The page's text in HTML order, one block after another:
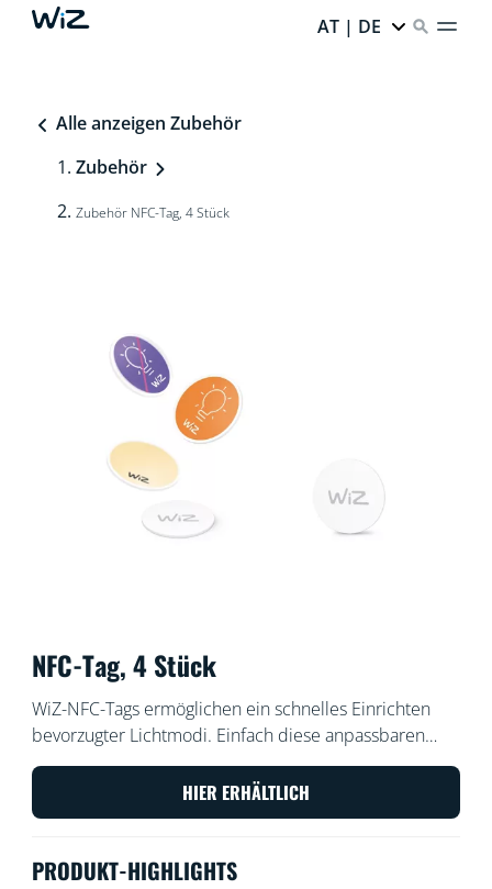
AT | DE
Alle anzeigen Zubehör
Zubehör
Zubehör NFC-Tag, 4 Stück
NFC-Tag, 4 Stück
WiZ-NFC-Tags ermöglichen ein schnelles Einrichten
bevorzugter Lichtmodi. Einfach diese anpassbaren
Tags aufkleben und mit dem Smartphone berühren.
Die Tags lassen sich personalisieren, um das Licht ein-
oder auszuschalten, den Fokusmodus auszulösen, das
Freunden zu feiern und und und. Jede andere
HIER ERHÄLTLICH
PRODUKT-HIGHLIGHTS